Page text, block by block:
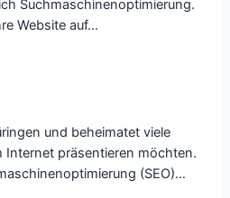
Suchmaschinenoptimierung.
Website auf…
und beheimatet viele
Internet präsentieren möchten.
(SEO)…